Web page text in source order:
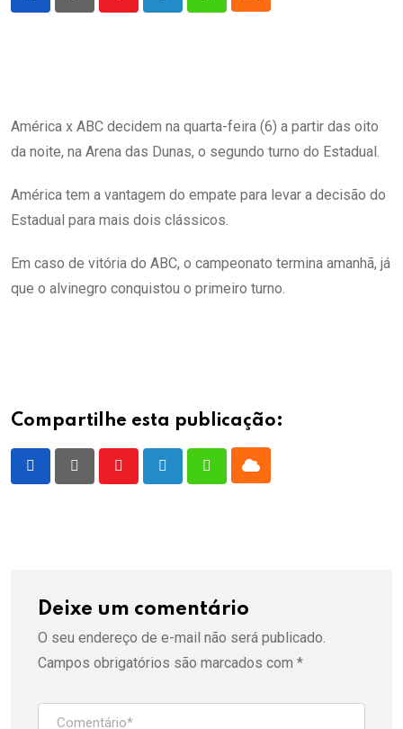
WhatsappCloud
América x ABC decidem na quarta-feira (6) a partir das oito
da noite, na Arena das Dunas, o segundo turno do Estadual.
América tem a vantagem do empate para levar a decisão do
Estadual para mais dois clássicos.
Em caso de vitória do ABC, o campeonato termina amanhã, já
que o alvinegro conquistou o primeiro turno.
Compartilhe esta publicação:
WhatsappCloud
Deixe um comentário
O seu endereço de e-mail não será publicado.
Campos obrigatórios são marcados com *